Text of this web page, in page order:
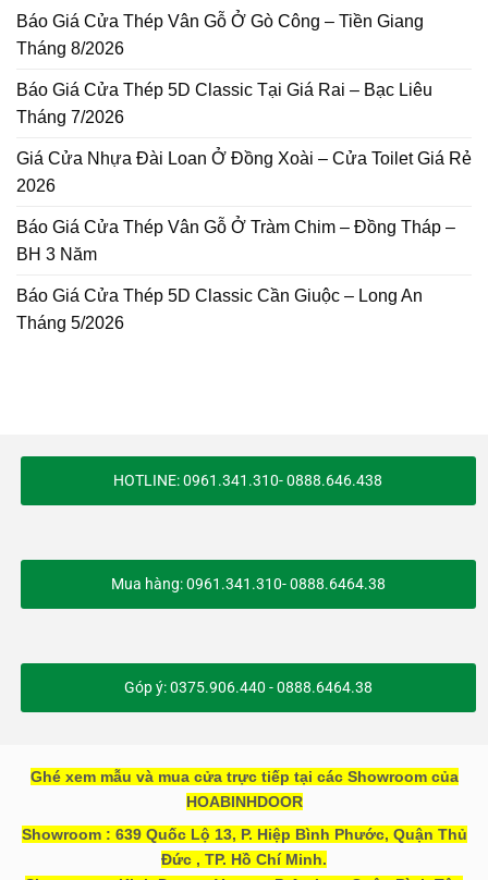
Báo Giá Cửa Thép Vân Gỗ Ở Gò Công – Tiền Giang
Tháng 8/2026
Báo Giá Cửa Thép 5D Classic Tại Giá Rai – Bạc Liêu
Tháng 7/2026
Giá Cửa Nhựa Đài Loan Ở Đồng Xoài – Cửa Toilet Giá Rẻ
2026
Báo Giá Cửa Thép Vân Gỗ Ở Tràm Chim – Đồng Tháp –
BH 3 Năm
Báo Giá Cửa Thép 5D Classic Cần Giuộc – Long An
Tháng 5/2026
HOTLINE: 0961.341.310- 0888.646.438
Mua hàng: 0961.341.310- 0888.6464.38
Góp ý: 0375.906.440 - 0888.6464.38
Ghé xem mẫu và mua cửa trực tiếp tại các Showroom của
HOABINHDOOR
Showroom : 639 Quốc Lộ 13, P. Hiệp Bình Phước, Quận Thủ
Đức , TP. Hồ Chí Minh.